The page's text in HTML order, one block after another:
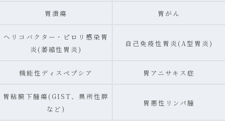
胃潰瘍 胃がん
ヘリコバクター・ピロリ感染胃
炎(萎縮性胃炎)
自己免疫性胃炎(A型胃炎)
機能性ディスペプシア 胃アニサキス症
胃粘膜下腫瘍(GIST、異所性膵
など)
胃悪性リンパ腫